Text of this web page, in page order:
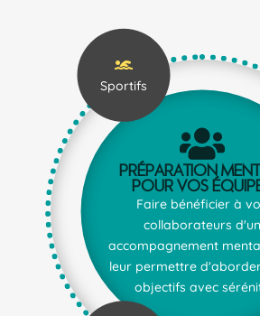

Sportifs

Préparation
pour vos
Faire bénéficier à
collaborateurs d'un
accompagnement
leur permettre
objectifs avec